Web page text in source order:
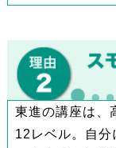
東進の講座は、
12レベル。自分